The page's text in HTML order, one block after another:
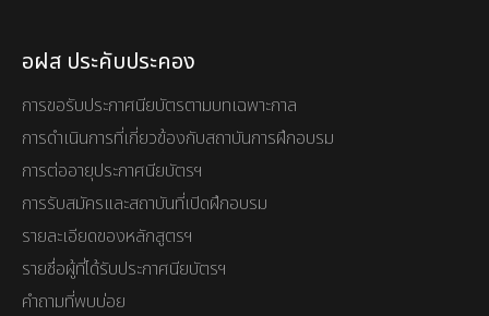
อฝส ประคับประคอง
การขอรับประกาศนียบัตรตามบทเฉพาะกาล
การดำเนินการที่เกี่ยวข้องกับสถาบันการฝึกอบรม
การต่ออายุประกาศนียบัตรฯ
การรับสมัครและสถาบันที่เปิดฝึกอบรม
รายละเอียดของหลักสูตรฯ
รายชื่อผู้ที่ได้รับประกาศนียบัตรฯ
คำถามที่พบบ่อย